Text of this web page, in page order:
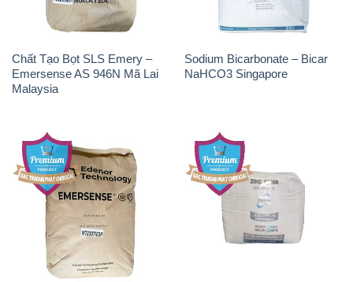
Chất Tạo Bọt SLS Emersense
Mã Lai Malaysia
Zinc Oxide – Bột Kẽm Oxit
ZNO Jumbo Bành Thái Lan
Thailand